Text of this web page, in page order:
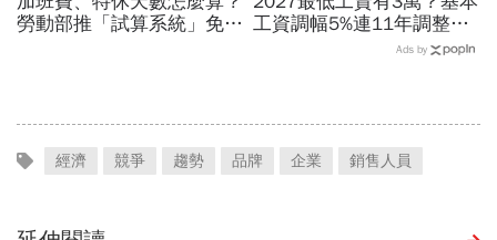
勞動部推「試算系統」免代 工資調幅5%連11年調整？
勞方喊話新鮮人起薪、臨時
Ads by
經濟 競爭 趨勢 品牌 企業 銷售人員